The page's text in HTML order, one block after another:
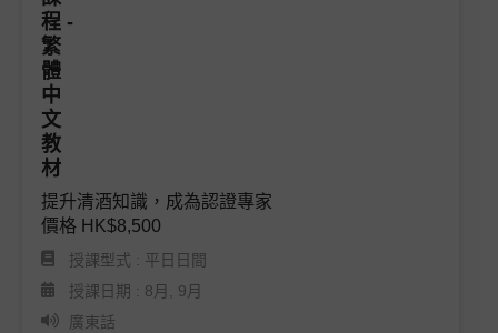
WSET烈酒
威士忌/氈酒大使課程
烈酒品酒班/大師班
啤酒
提升清酒知識，成為認證專家
價格 HK$8,500
授課型式 : 平日日間
授課日期 : 8月, 9月
廣東話